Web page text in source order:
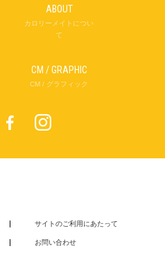
ABOUT
カロリーメイトについ
て
CM / GRAPHIC
CM / グラフィック
twitter facebook
サイトのご利用にあたって
お問い合わせ